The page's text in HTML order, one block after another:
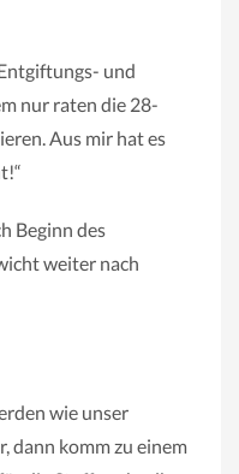
und
nur raten die 28-
Aus mir hat es
Beginn des
weiter nach
wie unser
dann komm zu einem